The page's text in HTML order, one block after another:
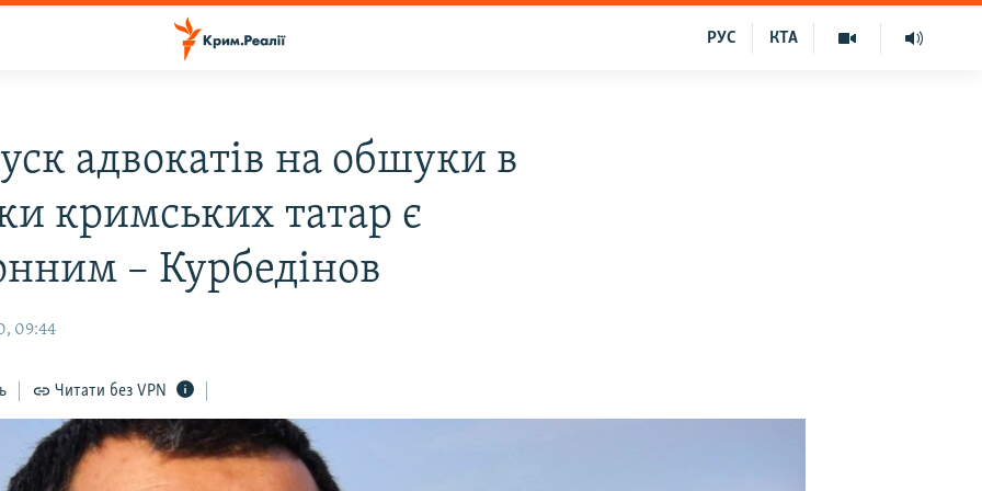
КТА
РУС
адвокатів на обшуки в
кримських татар є
– Курбедінов
09:44
Читати без VPN